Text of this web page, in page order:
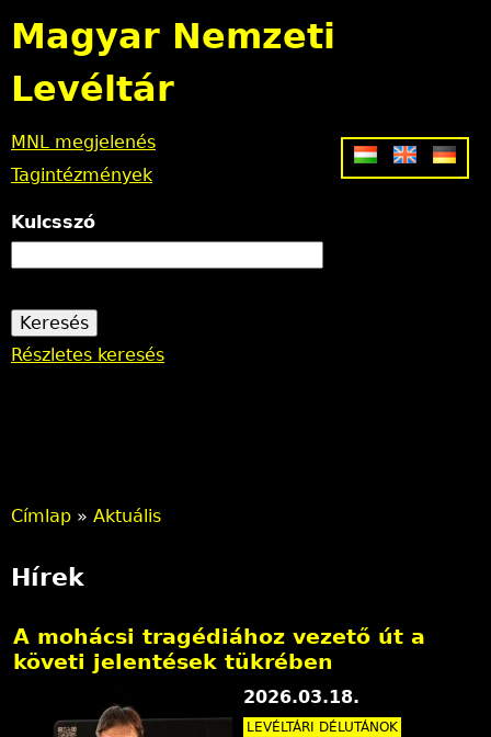
Jump to navigation
Magyar Nemzeti
Levéltár
Kulcsszó
Részletes keresés
MNL megjelenés
Tagintézmények
e
e
Címlap » Aktuális
Hírek
A mohácsi tragédiához vezető út a
követi jelentések tükrében
2026.03.18.
LEVÉLTÁRI DÉLUTÁNOK